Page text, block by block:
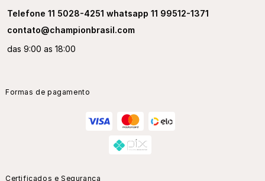
Telefone 11 5028-4251 whatsapp 11 99512-1371
contato@championbrasil.com
das 9:00 as 18:00
Formas de pagamento
Certificados e Segurança